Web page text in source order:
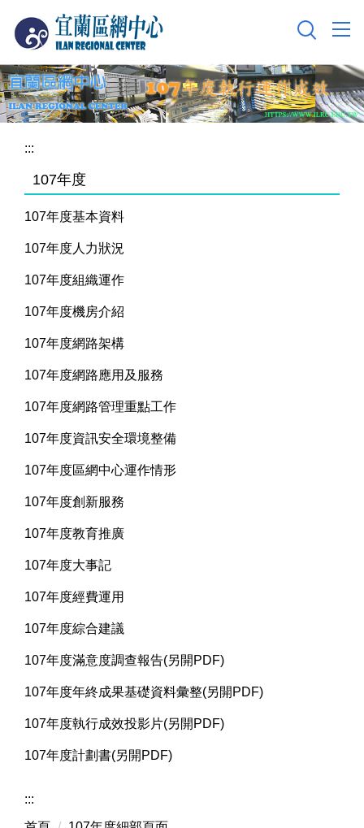
到
要
內
容
:::
107年度
107年度基本資料
107年度人力狀況
107年度組織運作
107年度機房介紹
107年度網路架構
107年度網路應用及服務
107年度網路管理重點工作
107年度資訊安全環境整備
107年度區網中心運作情形
107年度創新服務
107年度教育推廣
107年度大事記
107年度經費運用
107年度綜合建議
107年度滿意度調查報告(另開PDF)
107年度年終成果基礎資料彙整(另開PDF)
107年度執行成效投影片(另開PDF)
107年度計劃書(另開PDF)
:::